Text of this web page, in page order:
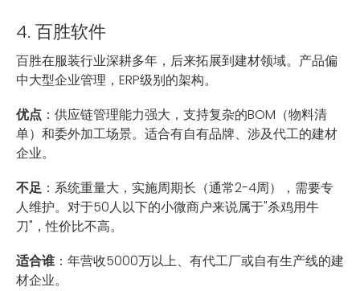
4. 百胜软件
百胜在服装行业深耕多年，后来拓展到建材领域。产品偏
中大型企业管理，ERP级别的架构。
优点 ：供应链管理能力强大，支持复杂的BOM（物料清
单）和委外加工场景。适合有自有品牌、涉及代工的建材
企业。
不足 ：系统重量大，实施周期长（通常2-4周），需要专
人维护。对于50人以下的小微商户来说属于"杀鸡用牛
刀"，性价比不高。
适合谁 ：年营收5000万以上、有代工厂或自有生产线的建
材企业。